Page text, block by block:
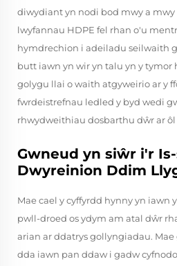
diwydiant yn nodi bod mwy a
lwyfannau HDPE fel rhan o'u
hymdrechion i adeiladu seilwaith
butt iawn yn wir yn talu yn y tymor
golygu llai o waith atgyweirio ar y
fwrdeistrefnau ledled y byd wedi
rhwydweithiau dosbarthu dŵr ar
Gwneud yn siŵr i'r
Dwyreinion Ddim
Mae cael y cyffyrdd hynny yn iawn
pwll-droed os ydym am atal dŵr
arian ar ddatrys gollyngiadau.
dda iawn pan ddaw i gadw